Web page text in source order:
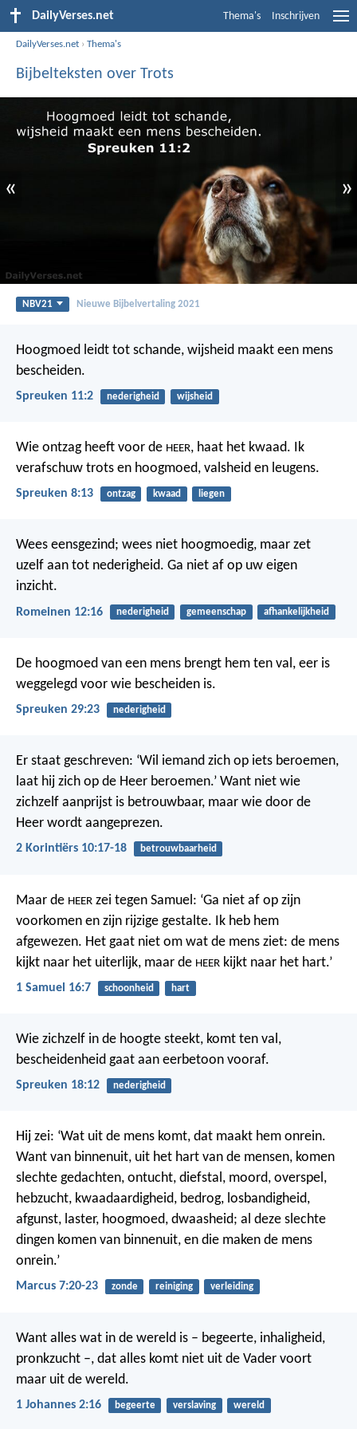
DailyVerses.net Thema's Inschrijven
DailyVerses.net ›Thema's
Bijbelteksten over Trots
« »
NBV21 Nieuwe Bijbelvertaling 2021
Hoogmoed leidt tot schande, wijsheid maakt een mens
bescheiden.
Spreuken 11:2 nederigheid wijsheid
Wie ontzag heeft voor de HEER, haat het kwaad. Ik
verafschuw trots en hoogmoed, valsheid en leugens.
Spreuken 8:13 ontzag kwaad liegen
Wees eensgezind; wees niet hoogmoedig, maar zet
uzelf aan tot nederigheid. Ga niet af op uw eigen
inzicht.
Romeinen 12:16 nederigheid gemeenschap afhankelijkheid
De hoogmoed van een mens brengt hem ten val, eer is
weggelegd voor wie bescheiden is.
Spreuken 29:23 nederigheid
Er staat geschreven: ‘Wil iemand zich op iets beroemen,
laat hij zich op de Heer beroemen.’ Want niet wie
zichzelf aanprijst is betrouwbaar, maar wie door de
Heer wordt aangeprezen.
2 Korintiërs 10:17-18 betrouwbaarheid
Maar de HEER zei tegen Samuel: ‘Ga niet af op zijn
voorkomen en zijn rijzige gestalte. Ik heb hem
afgewezen. Het gaat niet om wat de mens ziet: de mens
kijkt naar het uiterlijk, maar de HEER kijkt naar het hart.’
1 Samuel 16:7 schoonheid hart
Wie zichzelf in de hoogte steekt, komt ten val,
bescheidenheid gaat aan eerbetoon vooraf.
Spreuken 18:12 nederigheid
Hij zei: ‘Wat uit de mens komt, dat maakt hem onrein.
Want van binnenuit, uit het hart van de mensen, komen
slechte gedachten, ontucht, diefstal, moord, overspel,
hebzucht, kwaadaardigheid, bedrog, losbandigheid,
afgunst, laster, hoogmoed, dwaasheid; al deze slechte
dingen komen van binnenuit, en die maken de mens
onrein.’
Marcus 7:20-23 zonde reiniging verleiding
Want alles wat in de wereld is – begeerte, inhaligheid,
pronkzucht –, dat alles komt niet uit de Vader voort
maar uit de wereld.
1 Johannes 2:16 begeerte verslaving wereld